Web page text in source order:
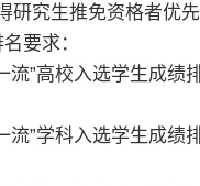
研究生推免资格者优先
要求：
流”高校入选学生成绩
流”学科入选学生成绩